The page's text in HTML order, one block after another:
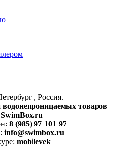
, Россия.
водонепроницаемых товаров
SwimBox.ru
8 (985) 97-101-97
info@swimbox.ru
mobilevek